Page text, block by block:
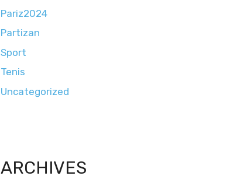
Pariz2024
Partizan
Sport
Tenis
Uncategorized
ARCHIVES